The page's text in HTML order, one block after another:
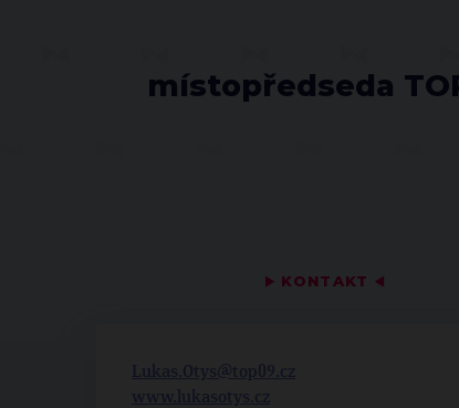
místopředseda
▶ KONTAKT ◀